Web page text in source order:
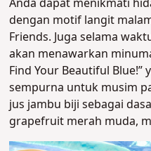
Anda dapat menikmati
dengan motif langit
Friends. Juga selama
akan menawarkan
Find Your Beautiful Blue!”
sempurna untuk musim
jus jambu biji sebagai
grapefruit merah muda,